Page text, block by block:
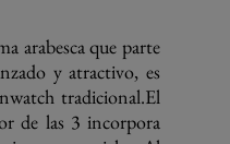
arabesca que parte
y atractivo, es
tradicional.El
de las 3 incorpora